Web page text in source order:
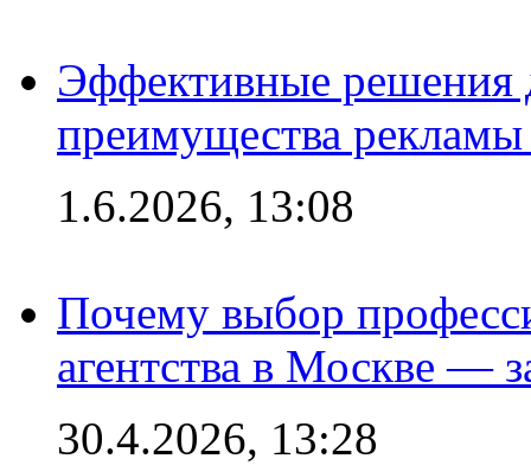
Эффективные решения
преимущества рекламы
1.6.2026, 13:08
Почему выбор
агентства в Москве —
30.4.2026, 13:28